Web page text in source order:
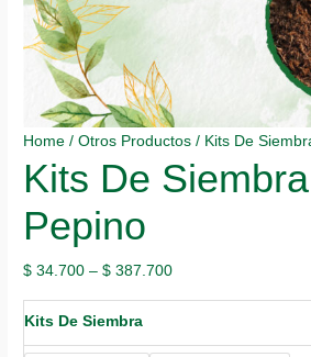
Home /Otros Productos / Kits De
Kits De
Pepino
$ 34.700 –$ 387.700
Kits De Siembra